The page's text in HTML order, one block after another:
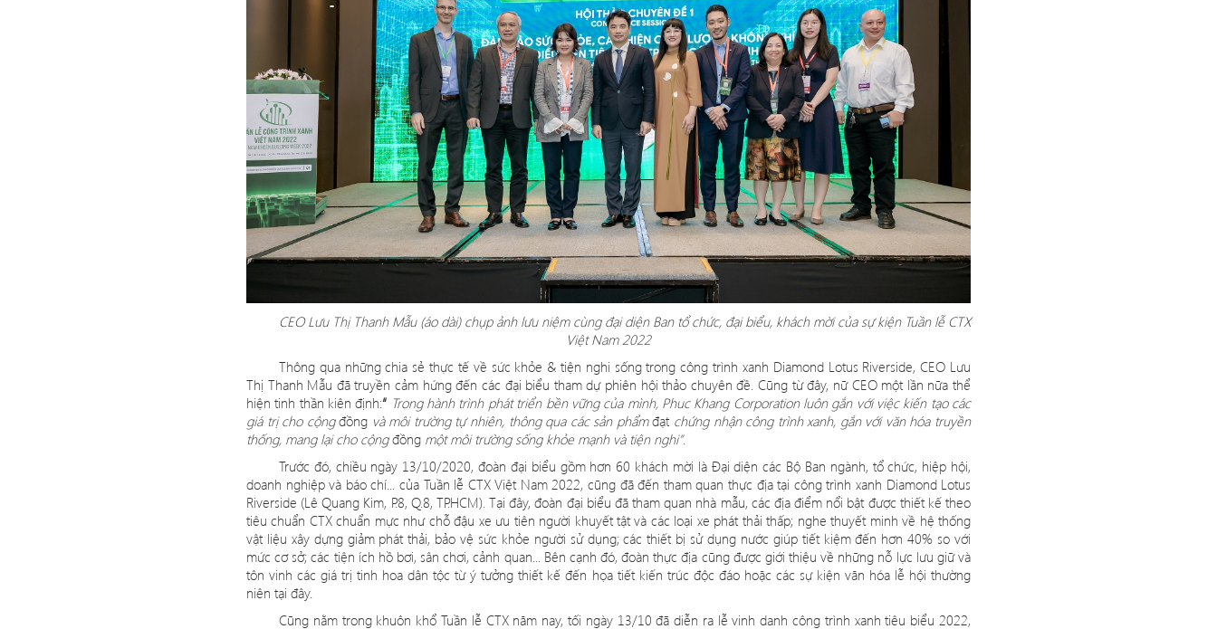
CEO Lưu Thị Thanh Mẫu (áo dài) chụp ảnh lưu niệm cùng đại diện Ban tổ chức, đại biểu, khách mời của sự kiện Tuần lễ CTX
Việt Nam 2022
Thông qua những chia sẻ thực tế về sức khỏe & tiện nghi sống trong công trình xanh Diamond Lotus Riverside, CEO Lưu
Thị Thanh Mẫu đã truyền cảm hứng đến các đại biểu tham dự phiên hội thảo chuyên đề. Cũng từ đây, nữ CEO một lần nữa thể
hiện tinh thần kiên định:“ Trong hành trình phát triển bền vững của mình, Phuc Khang Corporation luôn gắn với việc kiến tạo các
giá trị cho cộngđồng và môi trường tự nhiên, thông qua các sản phẩmđạtchứng nhận công trình xanh, gắn với văn hóa truyền
thống, mang lại cho cộngđồng một môi trường sống khỏe mạnh và tiện nghi”.
Trước đó, chiều ngày 13/10/2020, đoàn đại biểu gồm hơn 60 khách mời là Đại diện các Bộ Ban ngành, tổ chức, hiệp hội,
doanh nghiệp và báo chí... của Tuần lễ CTX Việt Nam 2022, cũng đã đến tham quan thực địa tại công trình xanh Diamond Lotus
Riverside (Lê Quang Kim, P.8, Q.8, TP.HCM). Tại đây, đoàn đại biểu đã tham quan nhà mẫu, các địa điểm nổi bật được thiết kế theo
tiêu chuẩn CTX chuẩn mực như chỗ đậu xe ưu tiên người khuyết tật và các loại xe phát thải thấp; nghe thuyết minh về hệ thống
vật liệu xây dựng giảm phát thải, bảo vệ sức khỏe người sử dụng; các thiết bị sử dụng nước giúp tiết kiệm đến hơn 40% so với
mức cơ sở; các tiện ích hồ bơi, sân chơi, cảnh quan... Bên cạnh đó, đoàn thực địa cũng được giới thiệu về những nỗ lực lưu giữ và
tôn vinh các giá trị tinh hoa dân tộc từ ý tưởng thiết kế đến họa tiết kiến trúc độc đáo hoặc các sự kiện văn hóa lễ hội thường
niên tại đây.
Cũng nằm trong khuôn khổ Tuần lễ CTX năm nay, tối ngày 13/10 đã diễn ra lễ vinh danh công trình xanh tiêu biểu 2022,